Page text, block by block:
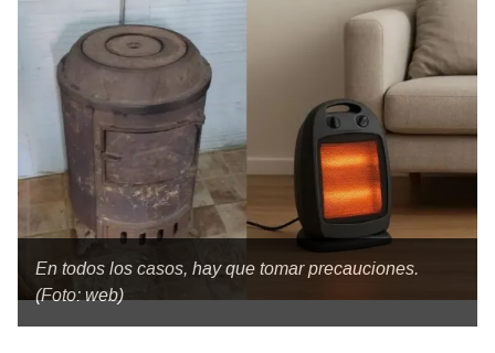
En todos los casos, hay que tomar precauciones.
(Foto: web)